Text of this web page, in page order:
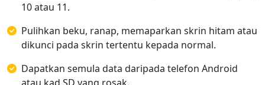
10 atau 11.
Pulihkan beku, ranap, memaparkan skrin hitam atau
dikunci pada skrin tertentu kepada normal.
Dapatkan semula data daripada telefon Android